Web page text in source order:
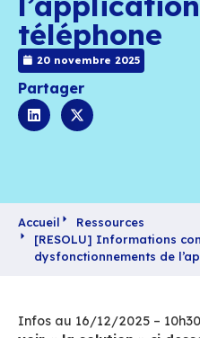
20 novembre 2025
Partager